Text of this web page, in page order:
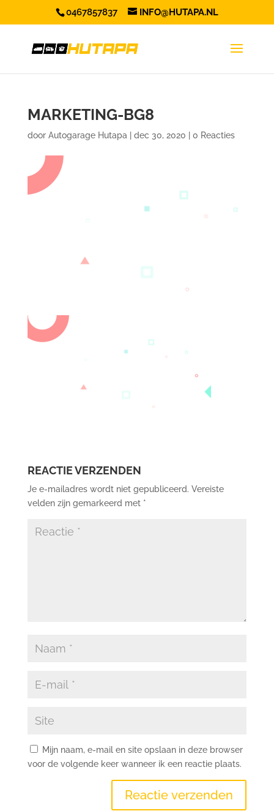
0467857837 INFO@HUTAPA.NL
MARKETING-BG8
door Autogarage Hutapa dec 30, 2020 0 Reacties
REACTIE VERZENDEN
Je e-mailadres wordt niet gepubliceerd. Vereiste
velden zijn gemarkeerd met *
Mijn naam, e-mail en site opslaan in deze browser
voor de volgende keer wanneer ik een reactie plaats.